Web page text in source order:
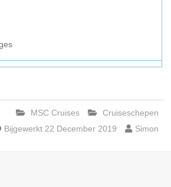
MSC Cruises
Cruiseschepen
Bijgewerkt 22 December 2019
Simon